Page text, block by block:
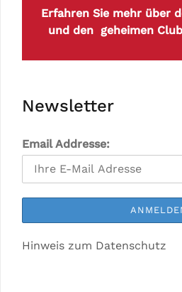
Erfahren Sie mehr über
und den geheimen
Newsletter
Email Addresse:
Hinweis zum Datenschutz